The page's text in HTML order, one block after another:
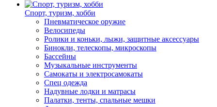
Спорт, туризм, хобби
Пневматическое оружие
Велосипеды
Ролики и коньки, лыжи, защитные аксессуары
Бинокли, телескопы, микроскопы
Бассейны
Музыкальные инструменты
Самокаты и электросамокаты
Спец одежда
Надувные лодки и матрасы
Палатки, тенты, спальные мешки